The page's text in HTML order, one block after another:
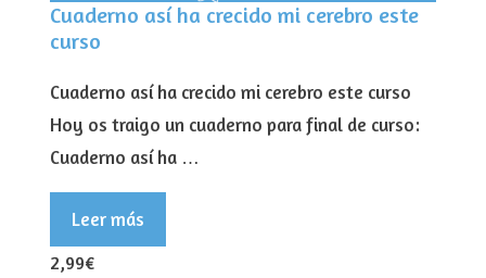
Cuaderno así ha crecido mi cerebro este
curso
Cuaderno así ha crecido mi cerebro este curso
Hoy os traigo un cuaderno para final de curso:
Cuaderno así ha …
Leer más
2,99€